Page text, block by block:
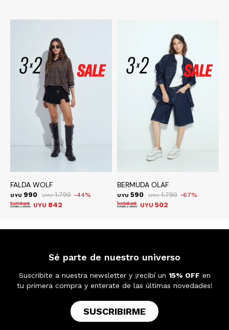
FALDA WOLF
UYU 990 UYU 1.790 44
UYU 842
BERMUDA OLAF
UYU 590 UYU 1.790 67
UYU 502
Sé parte de nuestro universo
Suscribite a nuestra newsletter y ¡recibí un 15% OFF en
tu primera compra y enterate de las últimas novedades!
SUSCRIBIRME